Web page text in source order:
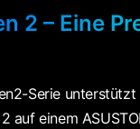
2 – Eine
Serie unterstützt
auf einem